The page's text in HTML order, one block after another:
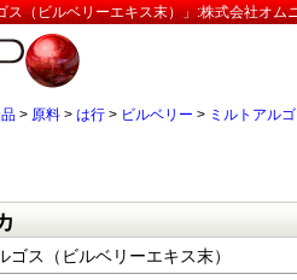
ス（ビルベリーエキス末）」:株式会社オム
> 原料 > は行 > ビルベリー > ミルトアル
ゴス（ビルベリーエキス末）